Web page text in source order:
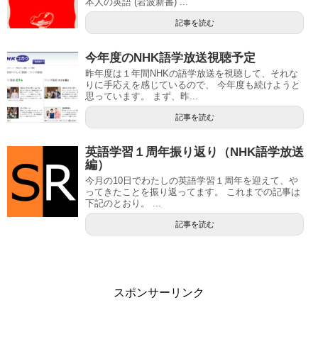
記事を読む
今年度のNHK語学放送視聴予定
昨年度は１年間NHKの語学放送を視聴して、それな
りに手応えを感じているので、 今年度も続けようと
思っています。 まず、昨...
記事を読む
英語学習１周年振り返り（NHK語学放送
編）
今月の10日でわたしの英語学習１周年を迎えて、や
ってきたことを振り返ってます。 これまでの記事は
下記のとおり。 ...
記事を読む
スポンサーリンク